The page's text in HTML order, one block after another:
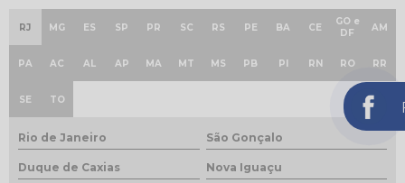
RJ MG ES SP PR SC RS PE BA CE
GO e
DF
AM
PA AC AL AP MA MT MS PB PI RN RO RR
SE TO
Rio de Janeiro São Gonçalo
Duque de Caxias Nova Iguaçu